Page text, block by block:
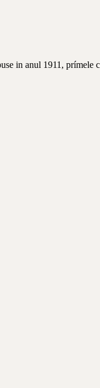
in anul 1911, prímele